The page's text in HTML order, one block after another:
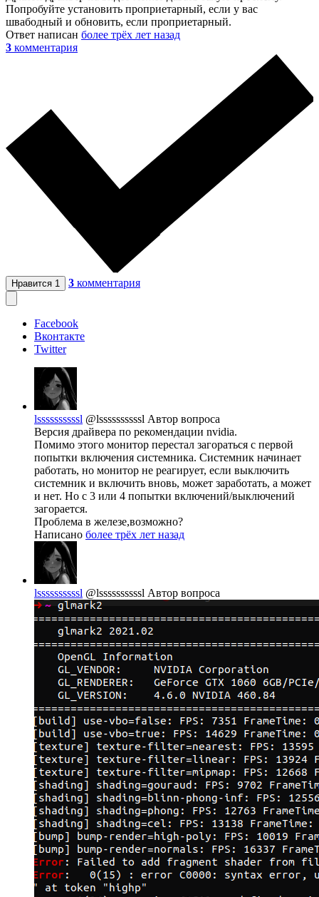
Попробуйте установить проприетарный, если у вас
швабодный и обновить, если проприетарный.
Ответ написан более трёх лет назад
3 комментария
Нравится 1 3 комментария
Facebook
Вконтакте
Twitter
lssssssssssl @lssssssssssl Автор вопроса
Версия драйвера по рекомендации nvidia.
Помимо этого монитор перестал загораться с первой
попытки включения системника. Системник начинает
работать, но монитор не реагирует, если выключить
системник и включить вновь, может заработать, а может
и нет. Но с 3 или 4 попытки включений/выключений
загорается.
Проблема в железе,возможно?
Написано более трёх лет назад
lssssssssssl @lssssssssssl Автор вопроса